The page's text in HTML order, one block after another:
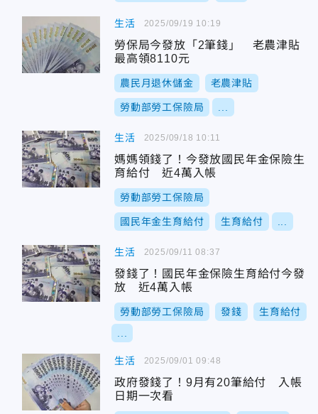
生活
勞保局今發放「2筆錢」 老農津貼
最高領8110元
農民月退休儲金 老農津貼
勞動部勞工保險局
2025/09/19 10:19
生活
媽媽領錢了！今發放國民年金保險生
育給付 近4萬入帳
勞動部勞工保險局
國民年金生育給付 生育給付
2025/09/18 10:11
生活
發錢了！國民年金保險生育給付今發
放 近4萬入帳
勞動部勞工保險局 發錢 生育給付
2025/09/11 08:37
生活
政府發錢了！9月有20筆給付 入帳
日期一次看
2025/09/01 09:48